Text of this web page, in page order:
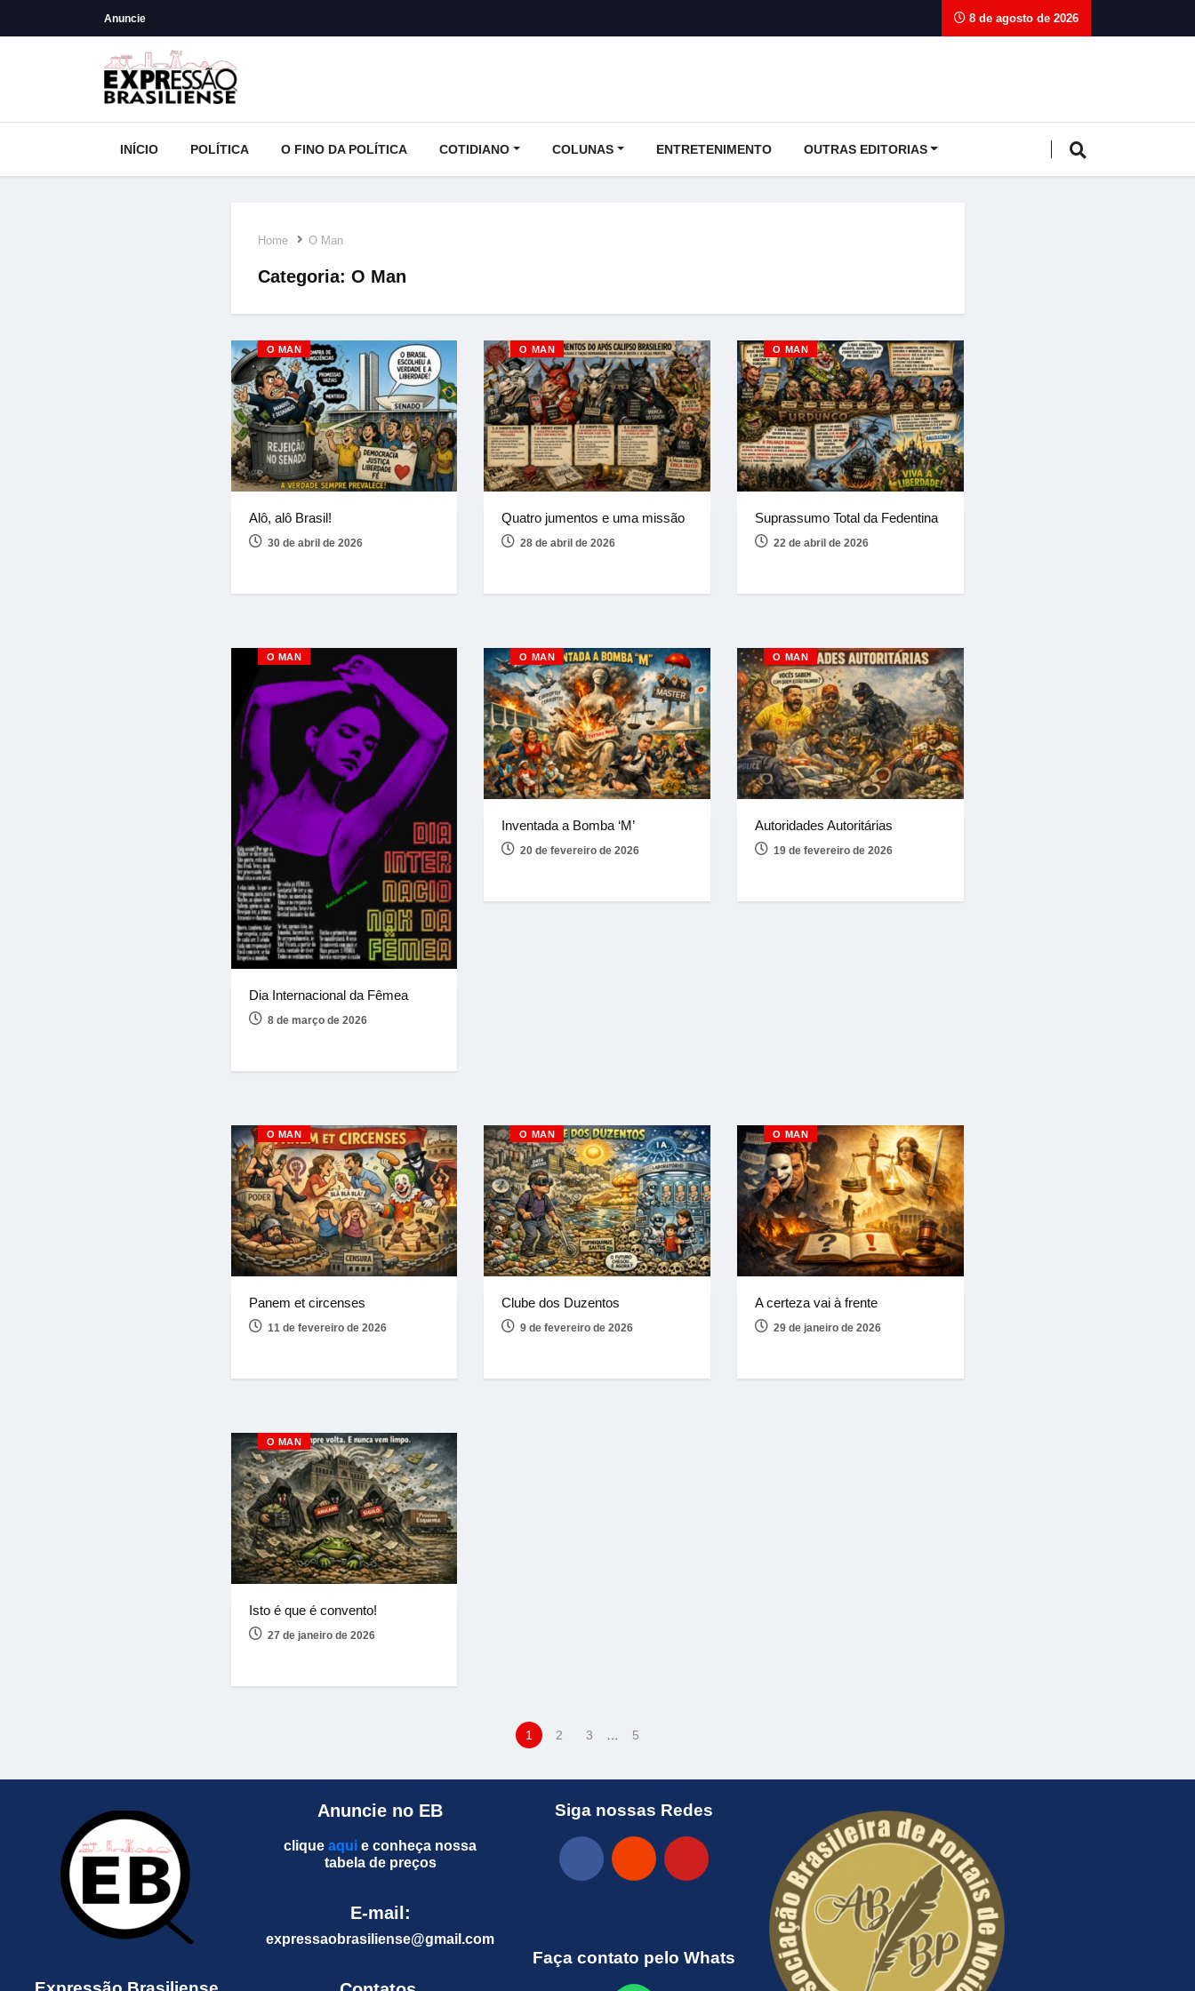
Anuncie 8 de agosto de 2026
INÍCIO POLÍTICA O FINO DA POLÍTICA COTIDIANO COLUNAS ENTRETENIMENTO OUTRAS EDITORIAS
Home O Man
Categoria: O Man
O MAN
Alô, alô Brasil!
30 de abril de 2026
O MAN
Quatro jumentos e uma missão
28 de abril de 2026
O MAN
Suprassumo Total da Fedentina
22 de abril de 2026
O MAN
Dia Internacional da Fêmea
8 de março de 2026
O MAN
Inventada a Bomba ‘M’
20 de fevereiro de 2026
O MAN
Autoridades Autoritárias
19 de fevereiro de 2026
O MAN
Panem et circenses
11 de fevereiro de 2026
O MAN
Clube dos Duzentos
9 de fevereiro de 2026
O MAN
A certeza vai à frente
29 de janeiro de 2026
O MAN
Isto é que é convento!
27 de janeiro de 2026
1 2 3 5
Anuncie no EB
clique aqui e conheça nossa
tabela de preços
E-mail:
expressaobrasiliense@gmail.com
Siga nossas Redes
Faça contato pelo Whats